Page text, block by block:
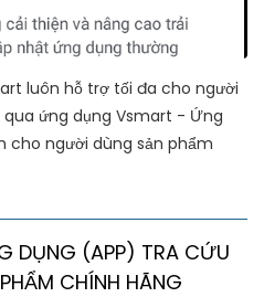
luôn hỗ trợ tối đa cho người
ứng dụng Vsmart - Ứng
cho người dùng sản phẩm
DỤNG (APP) TRA CỨU
CHÍNH HÃNG